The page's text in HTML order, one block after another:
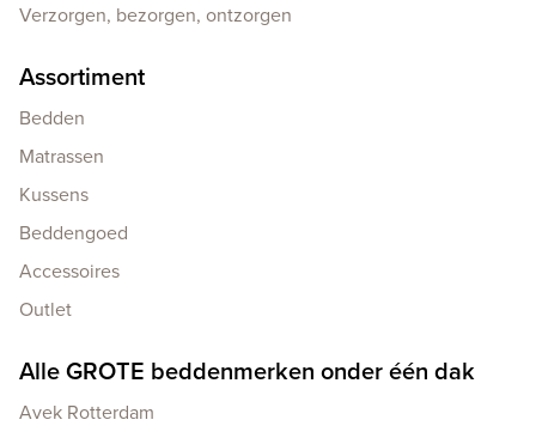
Verzorgen, bezorgen, ontzorgen
Assortiment
Bedden
Matrassen
Kussens
Beddengoed
Accessoires
Outlet
Alle GROTE beddenmerken onder één dak
Avek Rotterdam